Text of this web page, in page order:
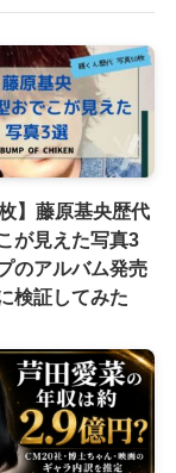
】藤原基央歴代
が見えた写真3
のアルバム発売
検証してみた